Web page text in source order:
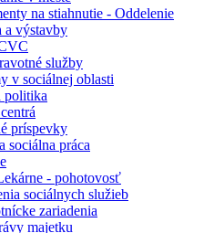
na stiahnutie - Oddelenie
a výstavby
služby
v sociálnej oblasti
politika
príspevky
sociálna práca
- pohotovosť
sociálnych služieb
zariadenia
majetku